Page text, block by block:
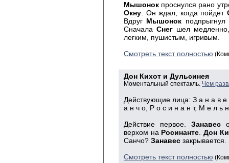
Мышонок проснулся рано
Окну . Он ждал, когда пойдет
Вдруг Мышонок
Сна­чалаСнег шел
легким, пушистым, игривым.
Смотреть текст полностью
Дон Кихот и Дульсинея
Моментальный спектакль. Чем
Действующие лица: З а н а в
а н ч о, Р о с и н а н т, М е л ь
Действие первое. Занавес
верхом на Росинанте Дон
Санчо? Занавес закрывается.
Смотреть текст полностью